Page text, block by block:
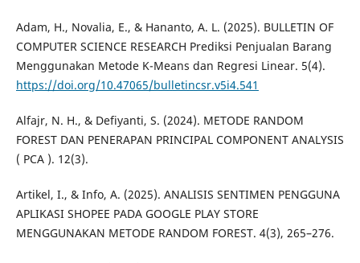
Adam, H., Novalia, E., & Hananto, A. L. (2025). BULLETIN OF
COMPUTER SCIENCE RESEARCH Prediksi Penjualan Barang
Menggunakan Metode K-Means dan Regresi Linear. 5(4).
https://doi.org/10.47065/bulletincsr.v5i4.541
Alfajr, N. H., & Defiyanti, S. (2024). METODE RANDOM
FOREST DAN PENERAPAN PRINCIPAL COMPONENT ANALYSIS
( PCA ). 12(3).
Artikel, I., & Info, A. (2025). ANALISIS SENTIMEN PENGGUNA
APLIKASI SHOPEE PADA GOOGLE PLAY STORE
MENGGUNAKAN METODE RANDOM FOREST. 4(3), 265–276.